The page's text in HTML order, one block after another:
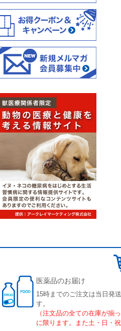
医薬品のお届け
15時までのご注文は当日発
す。
（注文品の全ての在庫が揃
に限ります。また土・日・祝